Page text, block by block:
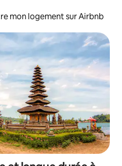
mon logement sur Airbnb